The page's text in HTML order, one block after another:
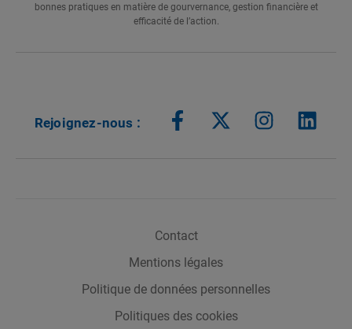
bonnes pratiques en matière de gourvernance, gestion financière et
efficacité de l’action.
Rejoignez-nous
Contact
Mentions légales
Politique de données personnelles
Politiques des cookies